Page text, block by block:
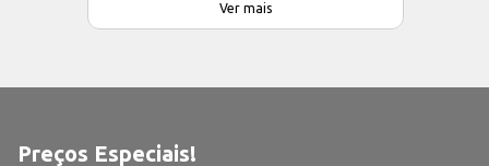
Ver mais
Preços Especiais!